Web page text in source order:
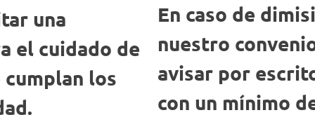
una
el cuidado de
los
En caso de
nuestro
avisar por
con un mínimo